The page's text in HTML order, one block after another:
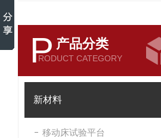
P 产品分类
RODUCT CATEGORY
新材料
移动床试验平台